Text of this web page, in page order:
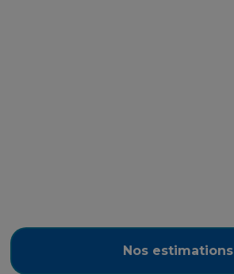
Nos estimations